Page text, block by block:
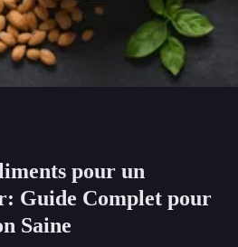
pour un
pour un
Guide Complet pour
Saine